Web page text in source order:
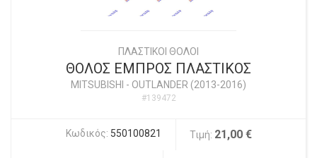
ΠΛΑΣΤΙΚΟΙ ΘΟΛΟΙ
ΘΟΛΟΣ ΕΜΠΡΟΣ ΠΛΑΣΤΙΚΟΣ
MITSUBISHI - OUTLANDER (2013-2016)
#139472
Κωδικός: 550100821 Τιμή: 21,00 €